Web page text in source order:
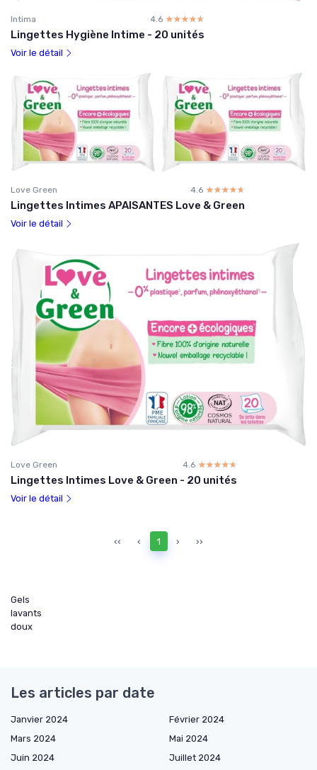
Intima 4.6 ☆☆☆☆☆
★★★★★
Lingettes Hygiène Intime - 20 unités
Voir le détail
Love Green 4.6 ☆☆☆☆☆
★★★★★
Lingettes Intimes APAISANTES Love & Green
Voir le détail
Love Green 4.6 ☆☆☆☆☆
★★★★★
Lingettes Intimes Love & Green - 20 unités
Voir le détail
‹‹ ‹ 1 › ››
Gels
lavants
doux
Les articles par date
Janvier 2024
Février 2024
Mars 2024
Mai 2024
Juin 2024
Juillet 2024